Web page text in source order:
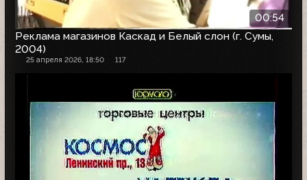
00:54
Реклама магазинов Каскад и Белый слон (г. Сумы,
2004)
25 апреля 2026, 18:50 117